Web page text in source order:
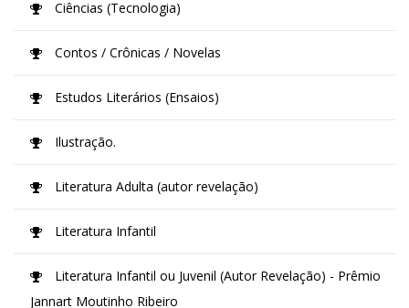
Ciências (Tecnologia)
Contos / Crônicas / Novelas
Estudos Literários (Ensaios)
Ilustração.
Literatura Adulta (autor revelação)
Literatura Infantil
Literatura Infantil ou Juvenil (Autor Revelação) - Prêmio
Jannart Moutinho Ribeiro